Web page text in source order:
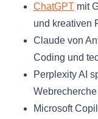
ChatGPT mit
und kreativen
Claude von
Coding und
Perplexity AI
Microsoft